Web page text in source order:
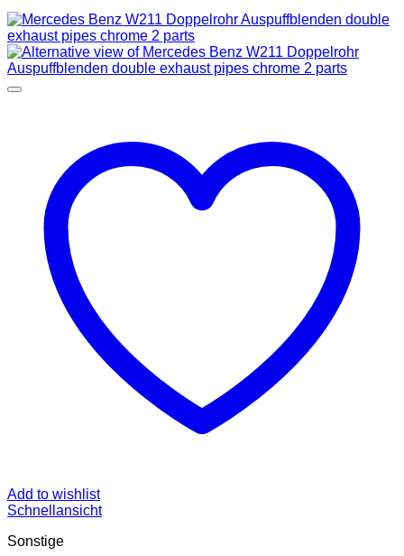
Add to wishlist
Schnellansicht
Sonstige